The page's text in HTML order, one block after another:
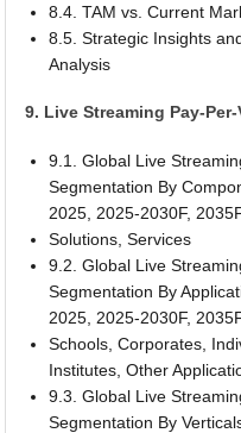
8.4. TAM vs. Current
8.5. Strategic Insights
Analysis
9. Live Streaming Pay-
9.1. Global Live
Segmentation By
2025, 2025-2030F,
Solutions, Services
9.2. Global Live
Segmentation By
2025, 2025-2030F,
Schools, Corporates,
Institutes, Other
9.3. Global Live
Segmentation By